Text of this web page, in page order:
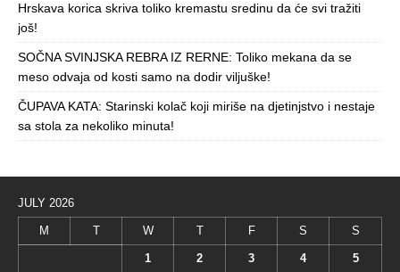
Hrskava korica skriva toliko kremastu sredinu da će svi tražiti
još!
SOČNA SVINJSKA REBRA IZ RERNE: Toliko mekana da se
meso odvaja od kosti samo na dodir viljuške!
ČUPAVA KATA: Starinski kolač koji miriše na djetinjstvo i nestaje
sa stola za nekoliko minuta!
JULY 2026
M T W T F S S
1 2 3 4 5